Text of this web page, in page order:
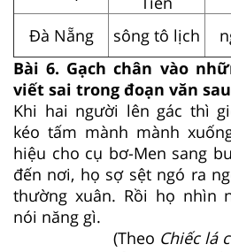
Đà Nẵng
sông tô lịch
Bài 6. Gạch chân vào
viết sai trong đoạn văn
Khi hai người lên gác thì
kéo tấm mành mành
hiệu cho cụ bơ-Men sang
đến nơi, họ sợ sệt ngó ra
thường xuân. Rồi họ nhìn
nói năng gì.
(Theo Chiếc lá